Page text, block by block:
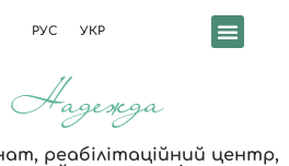
РУС УКР
реабілітаційний центр,